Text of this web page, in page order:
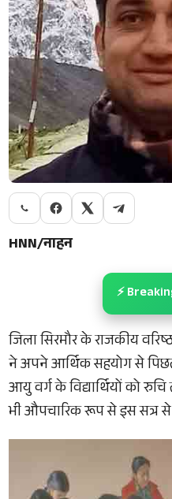
HNN/नाहन
⚡
जिला सिरमौर के राजकीय
ने अपने आर्थिक सहयोग से
आयु वर्ग के विद्यार्थियों को
भी औपचारिक रूप से इस सत्र